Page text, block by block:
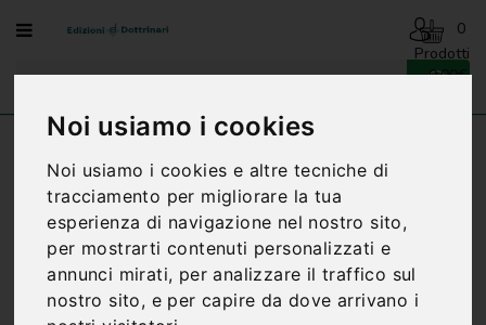
Noi usiamo i cookies
Noi usiamo i cookies e altre tecniche di
tracciamento per migliorare la tua
esperienza di navigazione nel nostro sito,
per mostrarti contenuti personalizzati e
annunci mirati, per analizzare il traffico sul
nostro sito, e per capire da dove arrivano i
Menu
NATALE
BENEDIZIONI
DELLA
FAMIGLIA
BIOGRAFIA
CARTONCINI
0
Prodotti
- 0,00€